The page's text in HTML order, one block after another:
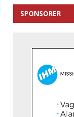
SPONSORER